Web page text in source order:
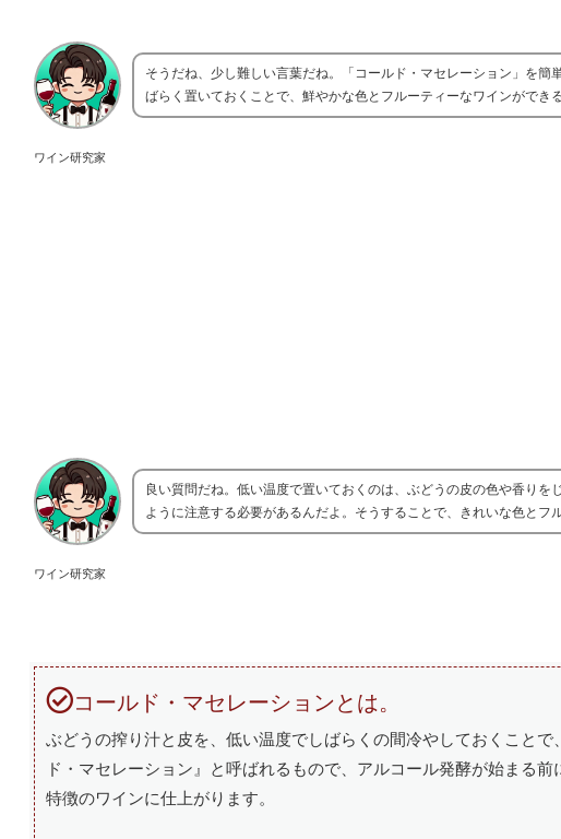
ワイン研究家
そうだね、少し難しい言葉だね。「コールド・マセレーション」を
ばらく置いておくことで、鮮やかな色とフルーティーなワインができる
ワイン研究家
良い質問だね。低い温度で置いておくのは、ぶどうの皮の色や香り
ように注意する必要があるんだよ。そうすることで、きれいな色とフ
コールド・マセレーションとは。
ぶどうの搾り汁と皮を、低い温度でしばらくの間冷やしておくこと
ド・マセレーション』と呼ばれるもので、アルコール発酵が始まる
特徴のワインに仕上がります。